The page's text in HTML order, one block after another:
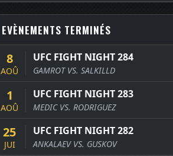
EVÈNEMENTS TERMINÉS
8
AOÛ
UFC FIGHT NIGHT 284
GAMROT VS. SALKILLD
1
AOÛ
UFC FIGHT NIGHT 283
MEDIC VS. RODRIGUEZ
25
JUI
UFC FIGHT NIGHT 282
ANKALAEV VS. GUSKOV